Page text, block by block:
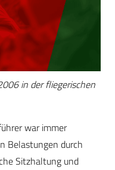
in der fliegerischen
war immer
Belastungen durch
Sitzhaltung und